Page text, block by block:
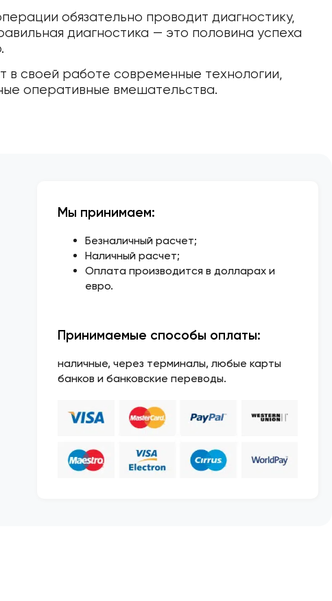
обязательно проводит диагностику,
диагностика — это половина успеха
в своей работе современные технологии,
оперативные вмешательства.
Мы принимаем:
Безналичный расчет;
Наличный расчет;
Оплата производится в долларах и
евро.
Принимаемые способы оплаты:
наличные, через терминалы, любые карты
банков и банковские переводы.